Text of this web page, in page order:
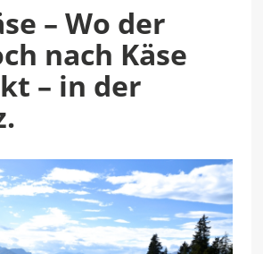
– Wo der
nach Käse
– in der